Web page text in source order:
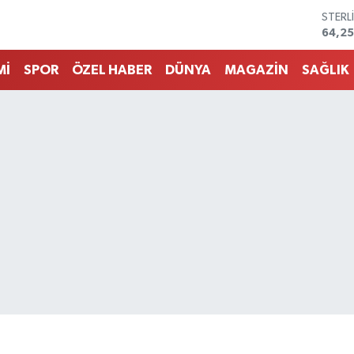
SPOR ÖZEL HABER DÜNYA MAGAZİN SAĞLIK